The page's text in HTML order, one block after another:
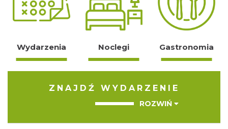
Wydarzenia Noclegi Gastronomia
ZNAJDŹ WYDARZENIE
ROZWIŃ